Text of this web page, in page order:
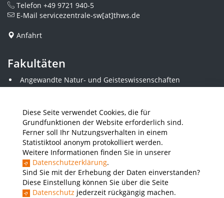
Diese Seite verwendet Cookies, die für
Grundfunktionen der Website erforderlich sind.
Ferner soll Ihr Nutzungsverhalten in einem
Statistiktool anonym protokolliert werden.
Weitere Informationen finden Sie in unserer
Datenschutzerklärung.
Sind Sie mit der Erhebung der Daten einverstanden?
Diese Einstellung können Sie über die Seite
Datenschutz jederzeit rückgängig machen.
Telefon +49 9721 940-5
E-Mail servicezentrale-sw[at]thws.de
Anfahrt
Fakultäten
Angewandte Natur- und Geisteswissenschaften
Angewandte Sozialwissenschaften
Elektrotechnik
Gestaltung
Informatik und Wirtschaftsinformatik
Kunststofftechnik und Vermessung
Maschinenbau
THWS Business School
Wirtschaftsingenieurwesen